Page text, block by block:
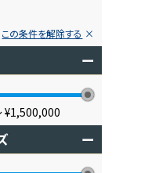
この条件を解除する
ー
¥1,500,000
ー